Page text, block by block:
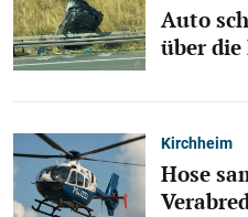
Auto
über
Kirchheim
Hose